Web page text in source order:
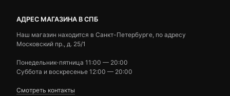
АДРЕС МАГАЗИНА В СПБ
Наш магазин находится в Санкт-Петербурге, по адресу
Московский пр., д. 25/1
Понедельник-пятница 11:00 — 20:00
Суббота и воскресенье 12:00 — 20:00
Смотреть контакты